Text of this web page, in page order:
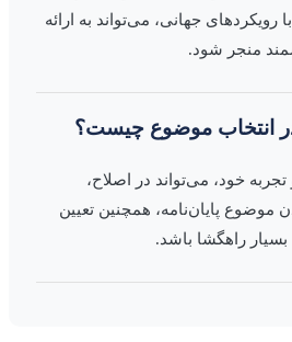
جهانی، می‌تواند به ارائه
منجر شود.
انتخاب موضوع چیست؟
خود، می‌تواند در اصلاح،
موضوع پایان‌نامه، همچنین تعیین
راهگشا باشد.